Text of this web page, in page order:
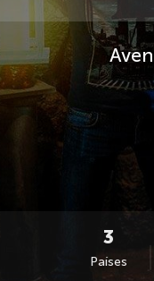
Países